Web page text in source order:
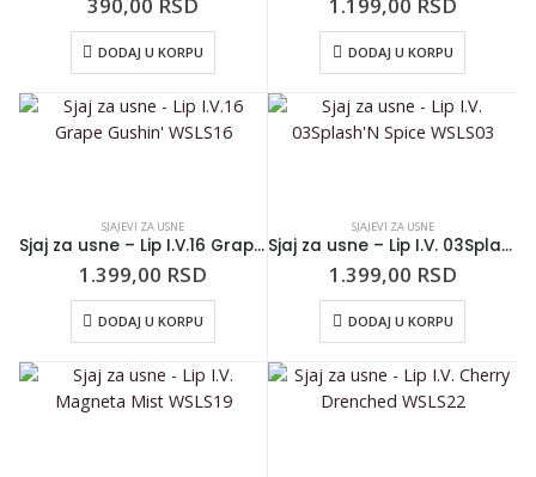
DODAJ U KORPU DODAJ U KORPU
SJAJEVI ZA USNE
Sjaj za usne – Lip I.V.16 Grape Gushin’ WSLS16
1.399,00 RSD
DODAJ U KORPU
SJAJEVI ZA USNE
Sjaj za usne – Lip I.V. 03Splash’N Spice WSLS03
1.399,00 RSD
DODAJ U KORPU